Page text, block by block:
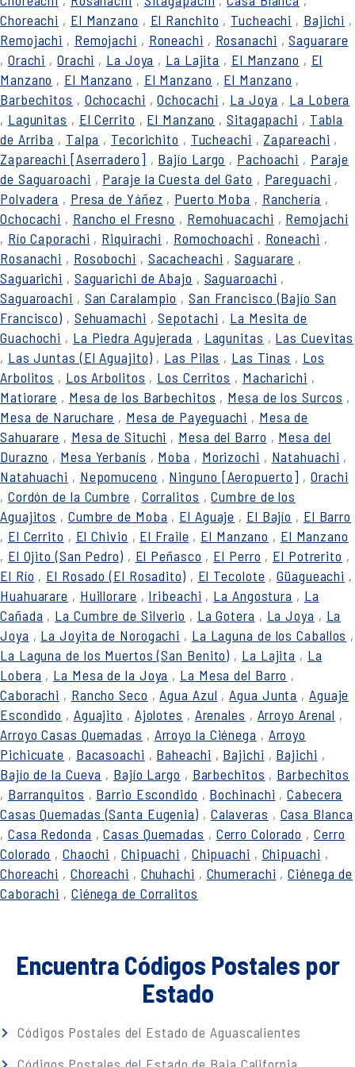
Choreachi , El Manzano , El Ranchito , Tucheachi , Bajichi ,
Remojachi , Remojachi , Roneachi , Rosanachi ,Saguarare
, Orachi , Orachi , La Joya , La Lajita , El Manzano , El
Manzano , El Manzano , El Manzano , El Manzano ,
Barbechitos , Ochocachi ,Ochocachi , La Joya , La Lobera
, Lagunitas , El Cerrito , El Manzano ,Sitagapachi , Tabla
de Arriba , Talpa , Tecorichito , Tucheachi , Zapareachi ,
Zapareachi [Aserradero] , Bajío Largo , Pachoachi , Paraje
de Saguaroachi , Paraje la Cuesta del Gato , Pareguachi ,
Polvadera , Presa de Yáñez , Puerto Moba , Ranchería ,
Ochocachi , Rancho el Fresno , Remohuacachi , Remojachi
, Río Caporachi , Riquirachi , Romochoachi , Roneachi ,
Rosanachi , Rosobochi , Sacacheachi ,Saguarare ,
Saguarichi , Saguarichi de Abajo , Saguaroachi ,
Saguaroachi , San Caralampio , San Francisco (Bajío San
Francisco) , Sehuamachi ,Sepotachi , La Mesita de
Guachochi , La Piedra Agujerada , Lagunitas , Las Cuevitas
, Las Juntas (El Aguajito) , Las Pilas , Las Tinas , Los
Arbolitos , Los Arbolitos , Los Cerritos , Macharichi ,
Matiorare , Mesa de los Barbechitos , Mesa de los Surcos ,
Mesa de Naruchare , Mesa de Payeguachi , Mesa de
Sahuarare , Mesa de Situchi , Mesa del Barro , Mesa del
Durazno , Mesa Yerbanís , Moba , Morizochi , Natahuachi ,
Natahuachi , Nepomuceno , Ninguno [Aeropuerto] ,Orachi
, Cordón de la Cumbre , Corralitos ,Cumbre de los
Aguajitos , Cumbre de Moba , El Aguaje , El Bajío , El Barro
, El Cerrito , El Chivio , El Fraile , El Manzano , El Manzano
, El Ojito (San Pedro) , El Peñasco , El Perro , El Potrerito ,
El Río , El Rosado (El Rosadito) , El Tecolote ,Güagueachi ,
Huahuarare , Huillorare , Iribeachi , La Angostura , La
Cañada , La Cumbre de Silverio , La Gotera , La Joya , La
Joya , La Joyita de Norogachi , La Laguna de los Caballos ,
La Laguna de los Muertos (San Benito) , La Lajita , La
Lobera , La Mesa de la Joya , La Mesa del Barro ,
Caborachi , Rancho Seco ,Agua Azul ,Agua Junta , Aguaje
Escondido , Aguajito , Ajolotes , Arenales , Arroyo Arenal ,
Arroyo Casas Quemadas , Arroyo la Ciénega , Arroyo
Pichicuate , Bacasoachi , Baheachi , Bajichi , Bajichi ,
Bajío de la Cueva , Bajío Largo , Barbechitos , Barbechitos
, Barranquitos , Barrio Escondido , Bochinachi ,Cabecera
Casas Quemadas (Santa Eugenia) , Calaveras , Casa Blanca
, Casa Redonda ,Casas Quemadas , Cerro Colorado , Cerro
Colorado , Chaochi , Chipuachi , Chipuachi , Chipuachi ,
Choreachi , Choreachi , Chuhachi , Chumerachi ,Ciénega de
Caborachi , Ciénega de Corralitos
Encuentra Códigos Postales por
Estado
Códigos Postales del Estado de Aguascalientes